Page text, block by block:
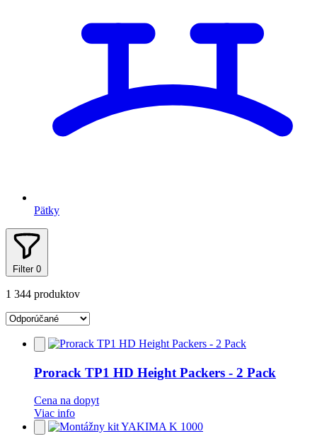
Pätky
Filter 0
1 344 produktov
Pridať
do
Prorack TP1 HD Height Packers - 2 Pack
Cena na dopyt
Viac info
Pridať
do